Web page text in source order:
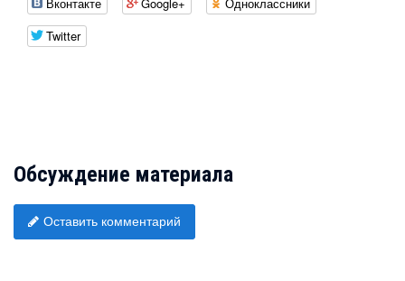
Twitter
Обсуждение материала
Оставить комментарий